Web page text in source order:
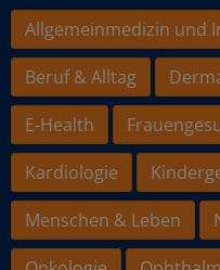
Allgemeinmedizin und
Beruf & Alltag
E-Health
Kardiologie
Menschen & Leben